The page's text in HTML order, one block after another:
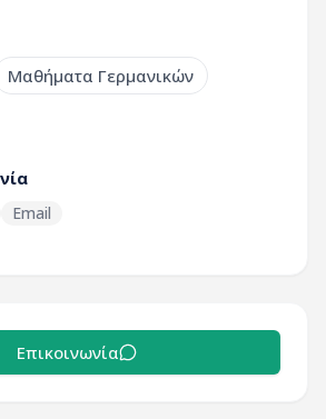
Μαθήματα Γερμανικών
Email
Επικοινωνία